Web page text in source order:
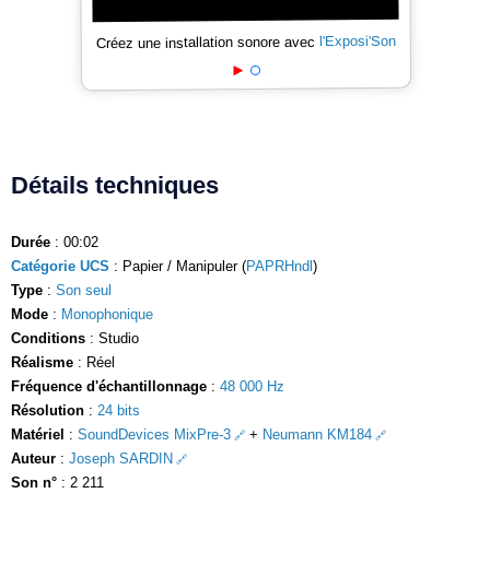
Créez une installation sonore avec l'Exposi'Son
Détails techniques
Durée : 00:02
Catégorie UCS : Papier / Manipuler (PAPRHndl )
Type : Son seul
Mode : Monophonique
Conditions : Studio
Réalisme : Réel
Fréquence d'échantillonnage : 48 000 Hz
Résolution : 24 bits
Matériel : SoundDevices MixPre-3 + Neumann KM184
Auteur : Joseph SARDIN
Son n° : 2 211